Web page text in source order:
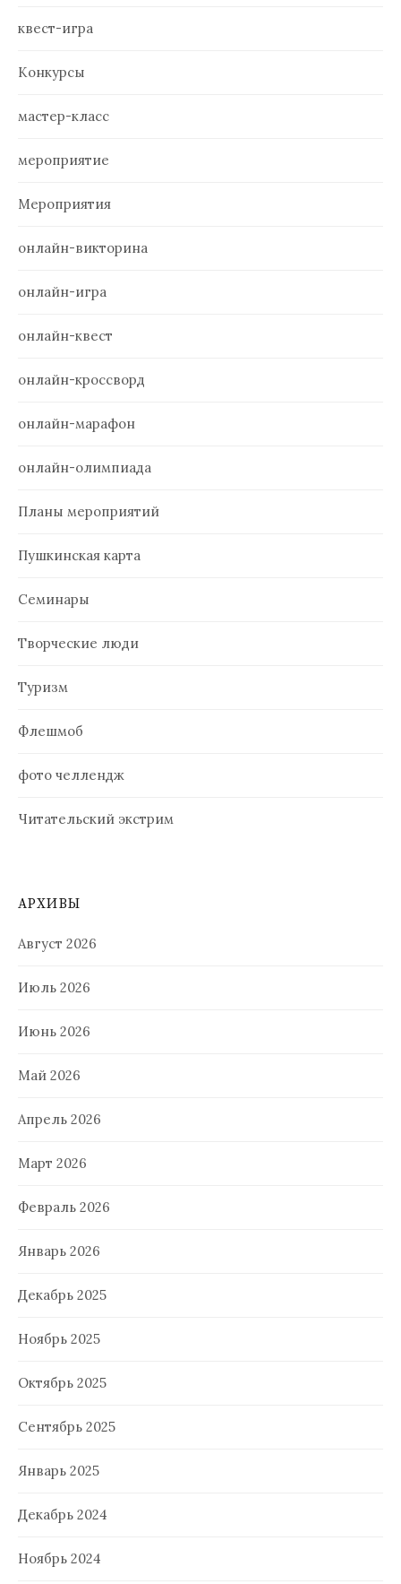
квест-игра
Конкурсы
мастер-класс
мероприятие
Мероприятия
онлайн-викторина
онлайн-игра
онлайн-квест
онлайн-кроссворд
онлайн-марафон
онлайн-олимпиада
Планы мероприятий
Пушкинская карта
Семинары
Творческие люди
Туризм
Флешмоб
фото челлендж
Читательский экстрим
АРХИВЫ
Август 2026
Июль 2026
Июнь 2026
Май 2026
Апрель 2026
Март 2026
Февраль 2026
Январь 2026
Декабрь 2025
Ноябрь 2025
Октябрь 2025
Сентябрь 2025
Январь 2025
Декабрь 2024
Ноябрь 2024